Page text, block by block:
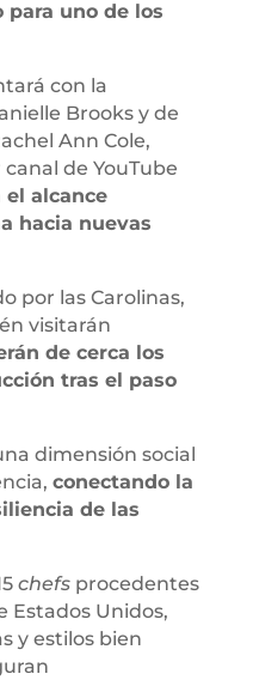
para uno de los
con la
Brooks y de
Ann Cole,
de YouTube
el alcance
hacia nuevas
por las Carolinas,
visitarán
de cerca los
tras el paso
dimensión social
conectando la
de las
chefsprocedentes
Estados Unidos,
y estilos bien